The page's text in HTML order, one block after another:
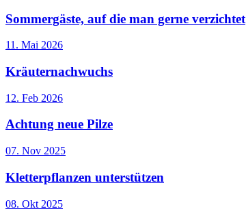
Sommergäste, auf die man gerne verzichtet
11. Mai 2026
Kräuternachwuchs
12. Feb 2026
Achtung neue Pilze
07. Nov 2025
Kletterpflanzen unterstützen
08. Okt 2025